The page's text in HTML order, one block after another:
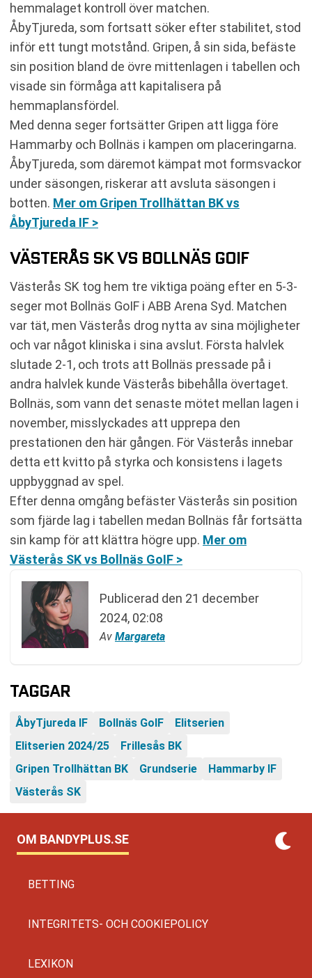
hemmalaget kontroll över matchen.
ÅbyTjureda, som fortsatt söker efter stabilitet, stod
inför ett tungt motstånd. Gripen, å sin sida, befäste
sin position bland de övre mittenlagen i tabellen och
visade sin förmåga att kapitalisera på
hemmaplansfördel.
Med denna seger fortsätter Gripen att ligga före
Hammarby och Bollnäs i kampen om placeringarna.
ÅbyTjureda, som däremot kämpat mot formsvackor
under säsongen, riskerar att avsluta säsongen i
botten. Mer om Gripen Trollhättan BK vs
ÅbyTjureda IF >
VÄSTERÅS SK VS BOLLNÄS GOIF
Västerås SK tog hem tre viktiga poäng efter en 5-3-
seger mot Bollnäs GoIF i ABB Arena Syd. Matchen
var tät, men Västerås drog nytta av sina möjligheter
och var något kliniska i sina avslut. Första halvlek
slutade 2-1, och trots att Bollnäs pressade på i
andra halvlek kunde Västerås bibehålla övertaget.
Bollnäs, som vann det senaste mötet mellan lagen i
november, misslyckades att upprepa den
prestationen den här gången. För Västerås innebar
detta ett kvitto på styrka och konsistens i lagets
uppbyggnad av spel.
Efter denna omgång befäster Västerås sin position
som fjärde lag i tabellen medan Bollnäs får fortsätta
sin kamp för att klättra högre upp. Mer om
Västerås SK vs Bollnäs GoIF >
Publicerad den 21 december
2024, 02:08
Av Margareta
TAGGAR
ÅbyTjureda IF Bollnäs GoIF
Elitserien
Elitserien 2024/25
Frillesås BK
Gripen Trollhättan BK
Grundserie
Hammarby IF
Västerås SK
OM BANDYPLUS.SE
BETTING
INTEGRITETS- OCH COOKIEPOLICY
LEXIKON